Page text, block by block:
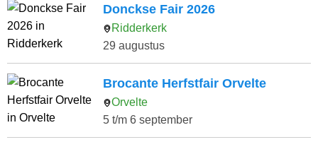
Donckse Fair 2026
Ridderkerk
29 augustus
Brocante Herfstfair Orvelte
Orvelte
5 t/m 6 september